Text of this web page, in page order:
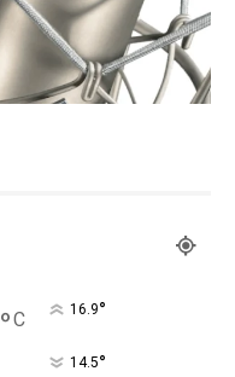
°C 16.9°
14.5°